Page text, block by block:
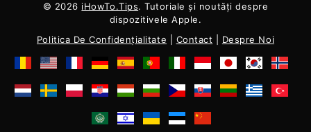
© 2026 iHowTo.Tips. Tutoriale și noutăți despre
dispozitivele Apple.
Politica De Confidențialitate
Contact Despre Noi